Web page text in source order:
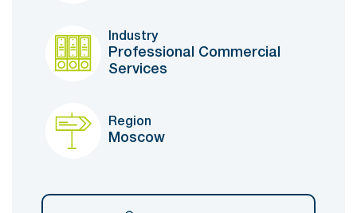
Industry
Professional Commercial
Services
Region
Moscow